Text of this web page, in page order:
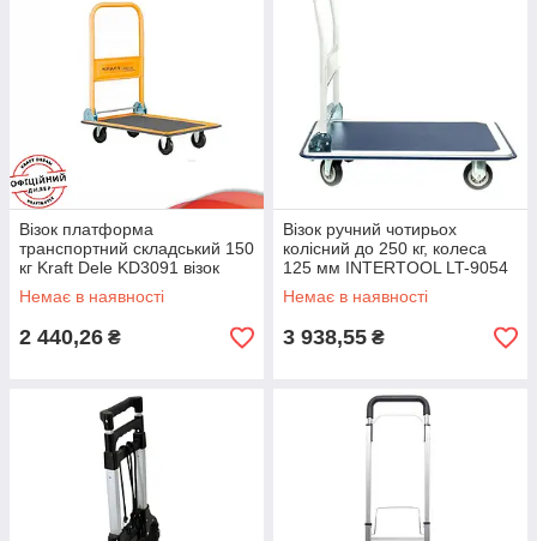
Візок платформа
транспортний складський 150
кг Kraft Dele KD3091 візок
платформний riven
Немає в наявності
2 440,26 ₴
Візок ручний чотирьох
колісний до 250 кг, колеса
125 мм INTERTOOL LT-9054
Чотириколісні візки ручні riven
Немає в наявності
3 938,55 ₴